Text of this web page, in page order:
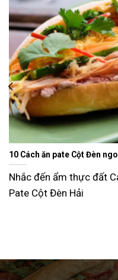
Ăn gì ngày Tết sao cho đỡ
dễ làm tại nhà
Tết Nguyên Đán là dịp